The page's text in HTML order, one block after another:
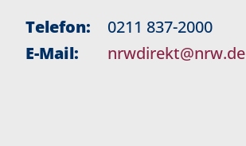
Telefon:
0211 837-2000
E-Mail:
nrwdirekt@nrw.de